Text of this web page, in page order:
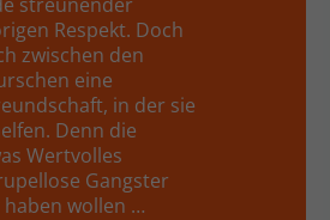
Respekt. Doch
zwischen den
eine
in der sie
Denn die
Wertvolles
Gangster
wollen …